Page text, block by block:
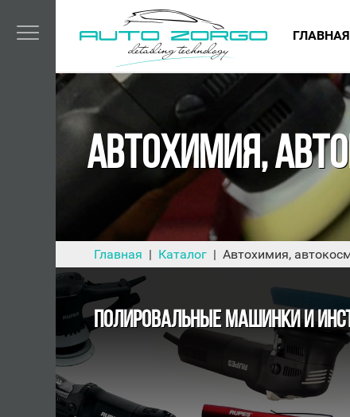
ГЛАВНАЯ
АВТОХИМИЯ,
Главная Каталог Автохимия,
ПОЛИРОВАЛЬНЫЕ МАШИНКИ И